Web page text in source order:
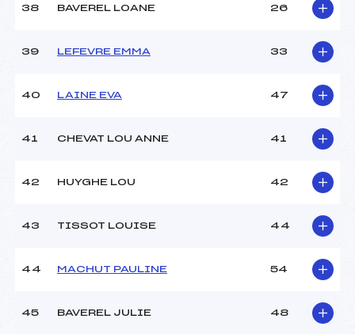
38 BAVEREL LOANE 26
39 LEFEVRE EMMA 33
40 LAINE EVA 47
41 CHEVAT LOU ANNE 41
42 HUYGHE LOU 42
43 TISSOT LOUISE 44
44 MACHUT PAULINE 54
45 BAVEREL JULIE 48